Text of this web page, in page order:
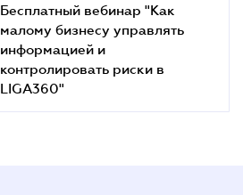
Бесплатный вебинар "Как
малому бизнесу управлять
информацией и
контролировать риски в
LIGA360"